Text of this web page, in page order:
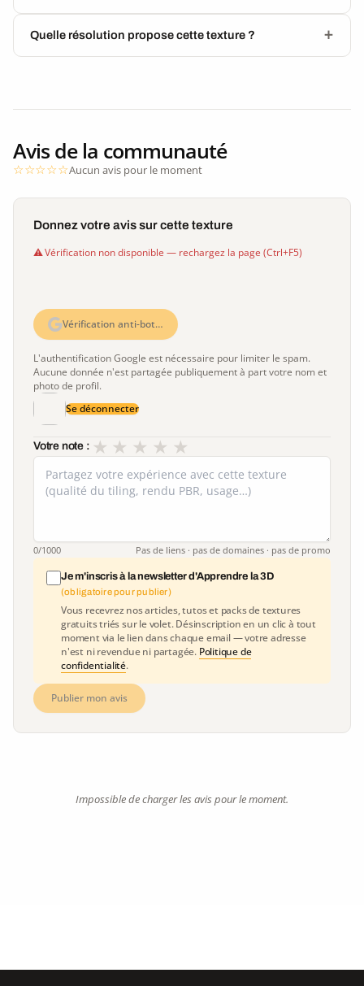
Quelle résolution propose cette texture ?
Avis de la communauté
Aucun avis pour le moment
Donnez votre avis sur cette texture
Vérification non disponible — rechargez la page (Ctrl+F5)
Vérification anti-bot…
L'authentification Google est nécessaire pour limiter le spam.
Aucune donnée n'est partagée publiquement à part votre nom et
photo de profil.
Se déconnecter
Votre note : ★
★
★
★
★
0/1000 Pas de liens · pas de domaines · pas de promo
Je m'inscris à la newsletter d'Apprendre la 3D
(obligatoire pour publier)
Vous recevrez nos articles, tutos et packs de textures
gratuits triés sur le volet. Désinscription en un clic à tout
moment via le lien dans chaque email — votre adresse
n'est ni revendue ni partagée. Politique de
confidentialité.
Publier mon avis
Impossible de charger les avis pour le moment.